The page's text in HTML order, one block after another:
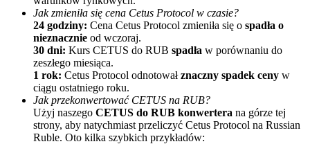
Deposit CASHCAT & Win
Jak zmieniła się cena Cetus Protocol w czasie?
24 godziny: Cena Cetus Protocol zmieniła się o spadła o
nieznacznie od wczoraj.
30 dni: Kurs CETUS do RUB spadła w porównaniu do
zeszłego miesiąca.
1 rok: Cetus Protocol odnotowałznaczny spadek ceny w
ciągu ostatniego roku.
Jak przekonwertować CETUS na RUB?
Użyj naszego CETUS do RUB konwertera na górze tej
strony, aby natychmiast przeliczyć Cetus Protocol na Russian
Ruble. Oto kilka szybkich przykładów: